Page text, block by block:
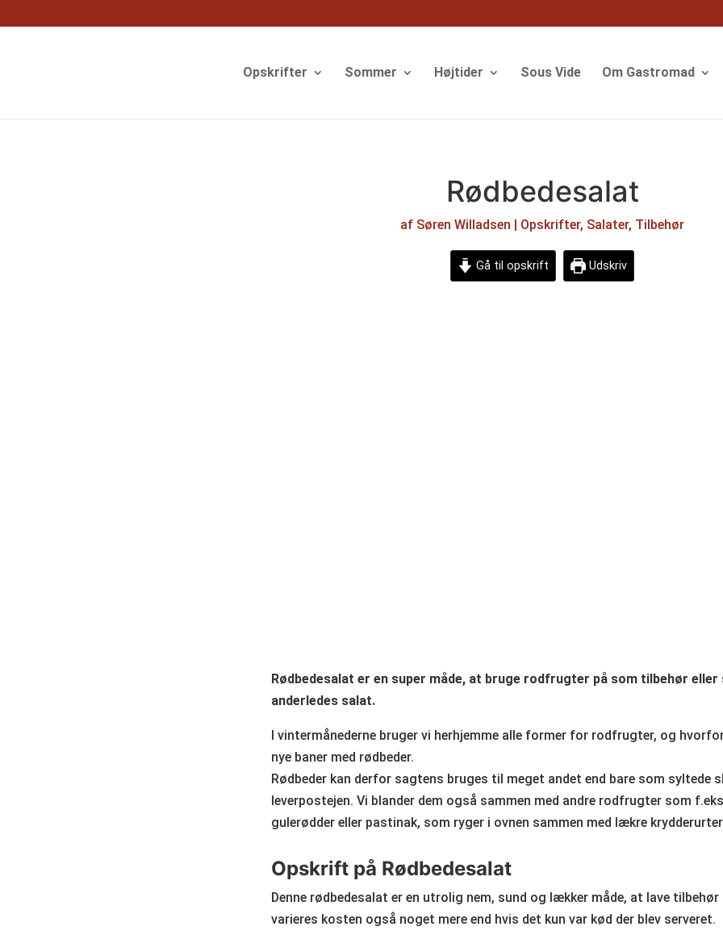
Opskrifter Sommer Højtider Sous Vide Om Gastromad
Rødbedesalat
af Søren Willadsen | Opskrifter, Salater, Tilbehør
Gå til opskrift Udskriv
Rødbedesalat er en super måde, at bruge rodfrugter på som tilbehør eller
anderledes salat.
I vintermånederne bruger vi herhjemme alle former for rodfrugter, og
nye baner med rødbeder.
Rødbeder kan derfor sagtens bruges til meget andet end bare som syltede
leverpostejen. Vi blander dem også sammen med andre rodfrugter som
gulerødder eller pastinak, som ryger i ovnen sammen med lækre
Opskrift på Rødbedesalat
Denne rødbedesalat er en utrolig nem, sund og lækker måde, at lave
varieres kosten også noget mere end hvis det kun var kød der blev serveret.